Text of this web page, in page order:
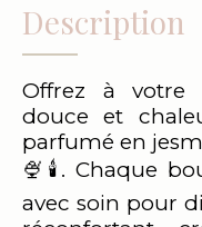
Description
Offrez à votre
douce et
parfumé en
🍨🕯️. Chaque
avec soin pour